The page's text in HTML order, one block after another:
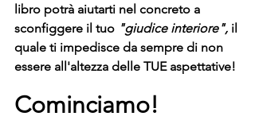
libro potrà aiutarti nel concreto a
sconfiggere il tuo "giudice interiore", il
quale ti impedisce da sempre di non
essere all'altezza delle TUE aspettative!
Cominciamo!